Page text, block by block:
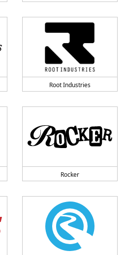
Root Industries
Rocker